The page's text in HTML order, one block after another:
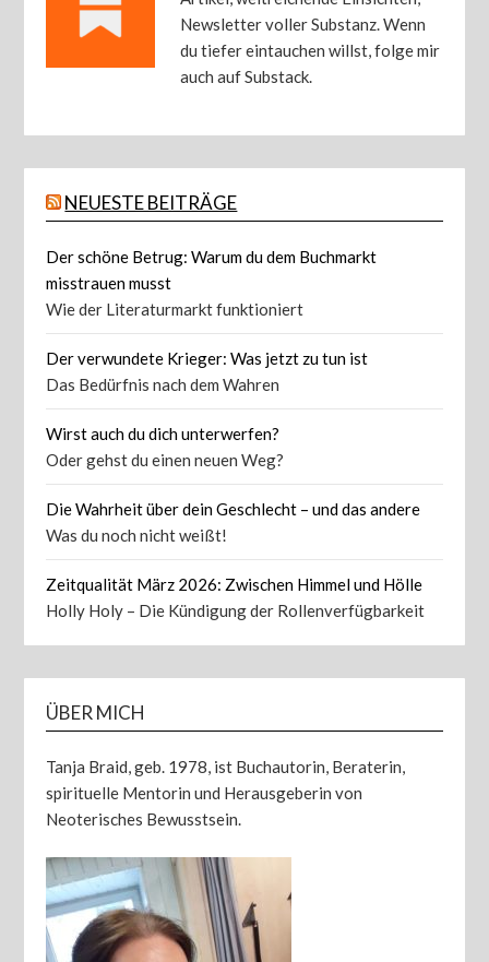
Newsletter voller Substanz. Wenn
du tiefer eintauchen willst, folge mir
auch auf Substack.
NEUESTE BEITRÄGE
Der schöne Betrug: Warum du dem Buchmarkt
misstrauen musst
Wie der Literaturmarkt funktioniert
Der verwundete Krieger: Was jetzt zu tun ist
Das Bedürfnis nach dem Wahren
Wirst auch du dich unterwerfen?
Oder gehst du einen neuen Weg?
Die Wahrheit über dein Geschlecht – und das andere
Was du noch nicht weißt!
Zeitqualität März 2026: Zwischen Himmel und Hölle
Holly Holy – Die Kündigung der Rollenverfügbarkeit
ÜBER MICH
Tanja Braid, geb. 1978, ist Buchautorin, Beraterin,
spirituelle Mentorin und Herausgeberin von
Neoterisches Bewusstsein.